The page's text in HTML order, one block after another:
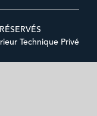
Technique Privé